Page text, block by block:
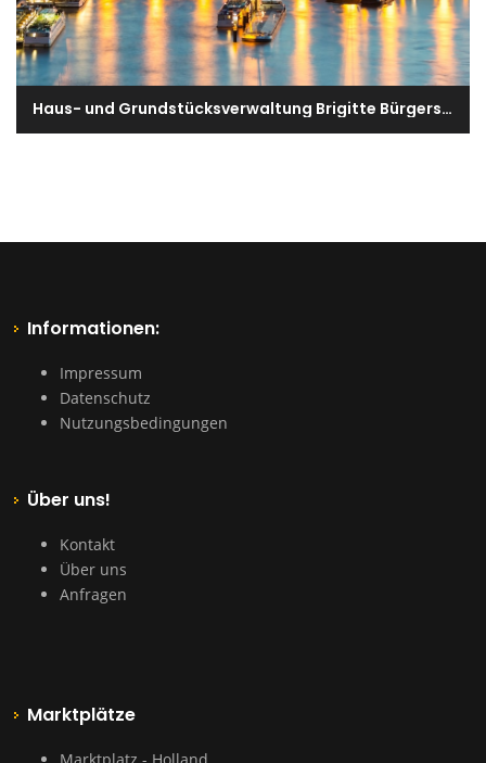
Haus- und Grundstücksverwaltung Brigitte Bürgers e.K.
Informationen:
Impressum
Datenschutz
Nutzungsbedingungen
Über uns!
Kontakt
Über uns
Anfragen
Marktplätze